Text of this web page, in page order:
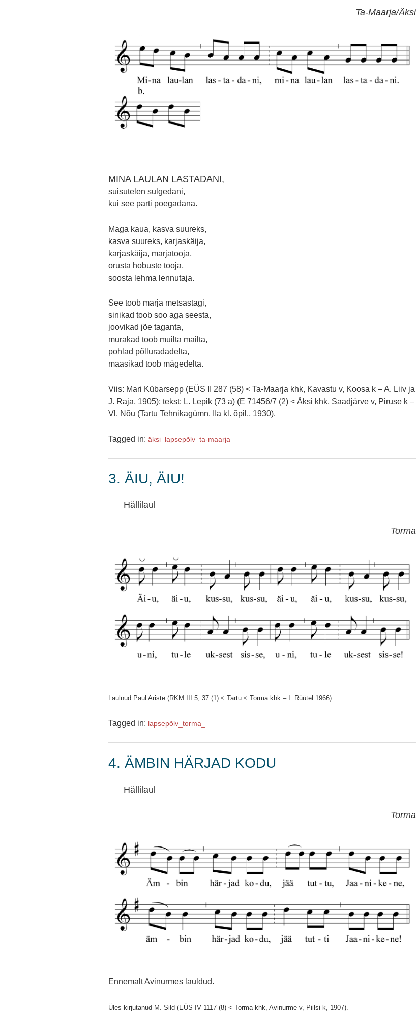
Ta-Maarja/Äksi
MINA LAULAN LASTADANI,
suisutelen sulgedani,
kui see parti poegadana.
Maga kaua, kasva suureks,
kasva suureks, karjaskäija,
karjaskäija, marjatooja,
orusta hobuste tooja,
soosta lehma lennutaja.
See toob marja metsastagi,
sinikad toob soo aga seesta,
joovikad jõe taganta,
murakad toob muilta mailta,
pohlad põlluradadelta,
maasikad toob mägedelta.
Viis: Mari Kübarsepp (EÜS II 287 (58) < Ta-Maarja khk, Kavastu v, Koosa k – A. Liiv ja
J. Raja, 1905); tekst: L. Lepik (73 a) (E 71456/7 (2) < Äksi khk, Saadjärve v, Piruse k –
Vl. Nõu (Tartu Tehnikagümn. IIa kl. õpil., 1930).
Tagged in: äksi_ lapsepõlv_ ta-maarja_
3. ÄIU, ÄIU!
Hällilaul
Torma
Laulnud Paul Ariste (RKM III 5, 37 (1) < Tartu < Torma khk – I. Rüütel 1966).
Tagged in: lapsepõlv_ torma_
4. ÄMBIN HÄRJAD KODU
Hällilaul
Torma
Ennemalt Avinurmes lauldud.
Üles kirjutanud M. Sild (EÜS IV 1117 (8) < Torma khk, Avinurme v, Piilsi k, 1907).